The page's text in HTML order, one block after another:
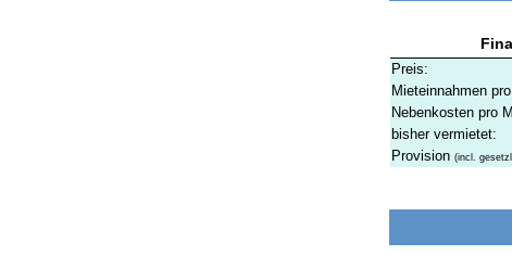
Preis:
Mieteinnahmen
Nebenkosten pro
bisher vermietet:
Provision (incl.